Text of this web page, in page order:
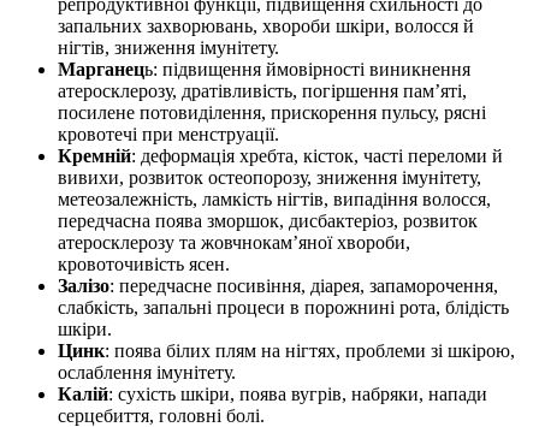
запальних захворювань, хвороби шкіри, волосся й
нігтів, зниження імунітету.
Марганець: підвищення ймовірності виникнення
атеросклерозу, дратівливість, погіршення пам’яті,
посилене потовиділення, прискорення пульсу, рясні
кровотечі при менструації.
Кремній: деформація хребта, кісток, часті переломи й
вивихи, розвиток остеопорозу, зниження імунітету,
метеозалежність, ламкість нігтів, випадіння волосся,
передчасна поява зморшок, дисбактеріоз, розвиток
атеросклерозу та жовчнокам’яної хвороби,
кровоточивість ясен.
Залізо: передчасне посивіння, діарея, запаморочення,
слабкість, запальні процеси в порожнині рота, блідість
шкіри.
Цинк: поява білих плям на нігтях, проблеми зі шкірою,
ослаблення імунітету.
Калій: сухість шкіри, поява вугрів, набряки, напади
серцебиття, головні болі.